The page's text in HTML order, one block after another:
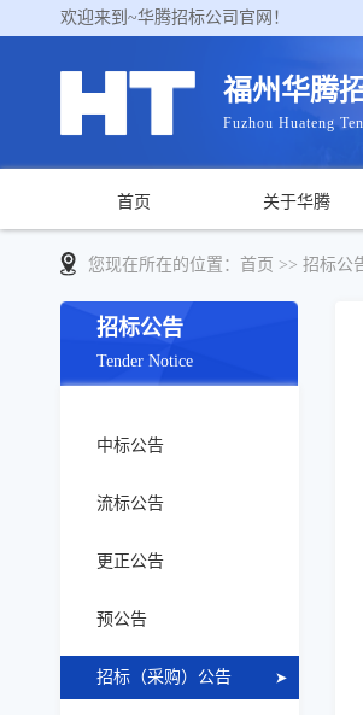
欢迎来到~华腾招标公司官网！
福州华腾
Fuzhou Huateng
首页 关于华腾
您现在所在的位置： 首页 >> 招标公
招标公告
Tender Notice
中标公告
流标公告
更正公告
预公告
招标（采购）公告